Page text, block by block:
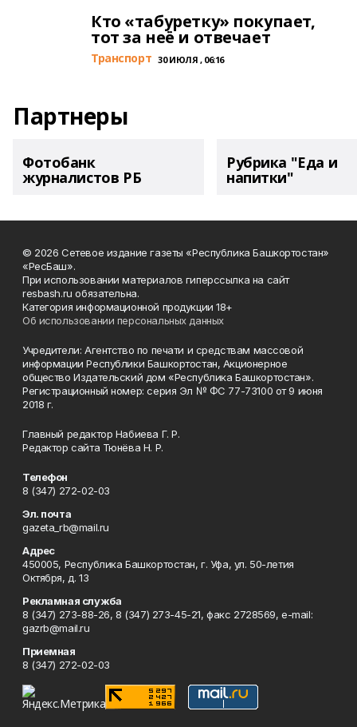
Кто «табуретку» покупает,
тот за неё и отвечает
Транспорт 30 ИЮЛЯ , 06:16
Партнеры
Фотобанк
журналистов РБ
Рубрика "Еда и
напитки"
© 2026 Сетевое издание газеты «Республика Башкортостан»
«РесБаш».
При использовании материалов гиперссылка на сайт
resbash.ru обязательна.
Категория информационной продукции 18+
Об использовании персональных данных
Учредители: Агентство по печати и средствам массовой
информации Республики Башкортостан, Акционерное
общество Издательский дом «Республика Башкортостан».
Регистрационный номер: серия Эл № ФС 77-73100 от 9 июня
2018 г.
Главный редактор Набиева Г. Р.
Редактор сайта Тюнёва Н. Р.
Телефон
8 (347) 272-02-03
Эл. почта
gazeta_rb@mail.ru
Адрес
450005, Республика Башкортостан, г. Уфа, ул. 50-летия
Октября, д. 13
Рекламная служба
8 (347) 273-88-26, 8 (347) 273-45-21, факс 2728569, e-mail:
gazrb@mail.ru
Приемная
8 (347) 272-02-03